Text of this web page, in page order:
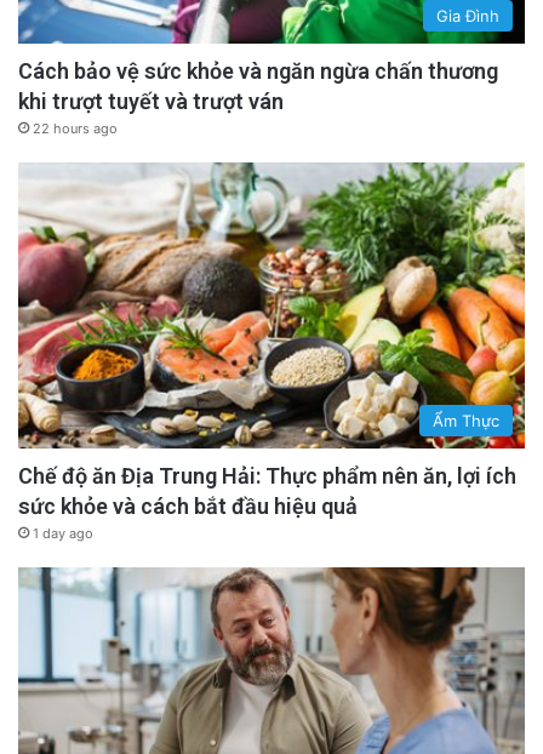
Gia Đình
Cách bảo vệ sức khỏe và ngăn ngừa chấn thương
khi trượt tuyết và trượt ván
22 hours ago
Ẩm Thực
Chế độ ăn Địa Trung Hải: Thực phẩm nên ăn, lợi ích
sức khỏe và cách bắt đầu hiệu quả
1 day ago